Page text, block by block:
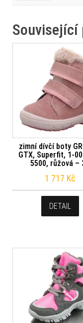
Související
zimní dívčí boty
GTX, Superfit, 1-
5500, růžová –
1 717 Kč
DETAIL